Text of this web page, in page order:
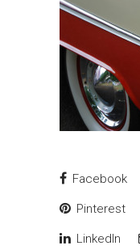
Facebook
Pinterest
LinkedIn